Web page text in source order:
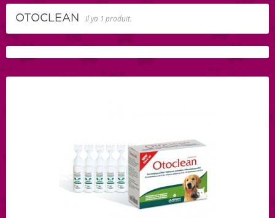
OTOCLEAN Il ya 1 produit.